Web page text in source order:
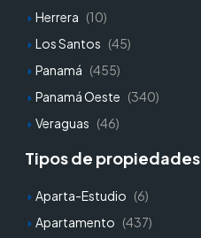
Herrera (10)
Los Santos (45)
Panamá (455)
Panamá Oeste (340)
Veraguas (46)
Tipos de propiedades
Aparta-Estudio (6)
Apartamento (437)